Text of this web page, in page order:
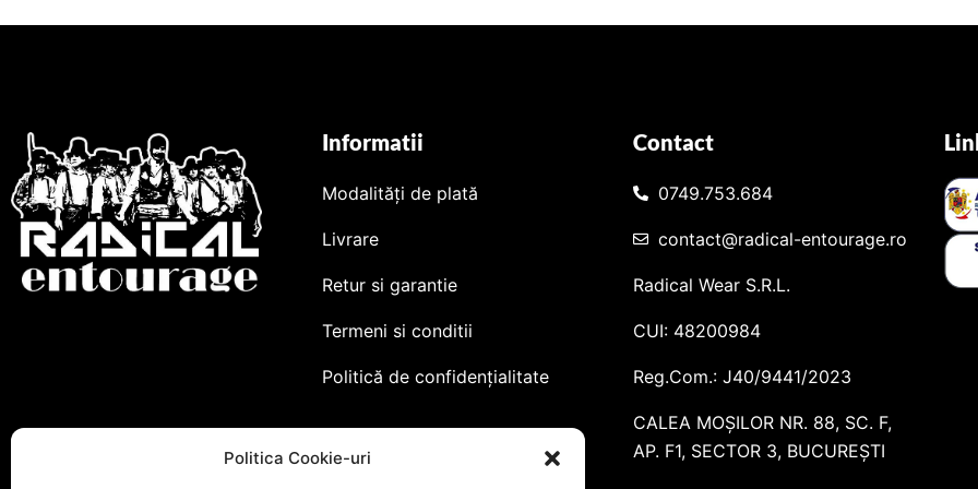
Politica Cookie-uri
Informatii
Modalități de plată
Livrare
Retur si garantie
Termeni si conditii
Politică de confidențialitate
Contact
0749.753.684
contact@radical-entourage.ro
Radical Wear S.R.L.
CUI: 48200984
Reg.Com.: J40/9441/2023
CALEA MOȘILOR NR. 88, SC. F,
AP. F1, SECTOR 3, BUCUREȘTI